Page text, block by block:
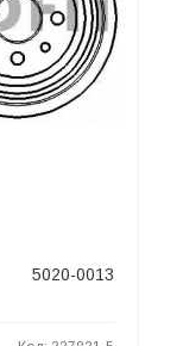
5020-0013